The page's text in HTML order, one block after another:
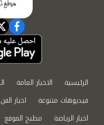
الرئيسية الاخبار العامة
فيديوهات متنوعة
اخبار الفن
اخبار الرياضة
مطبخ الموقع